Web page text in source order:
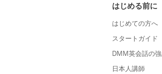
はじめる前に
はじめての方へ
スタートガイド
DMM英会話の
日本人講師